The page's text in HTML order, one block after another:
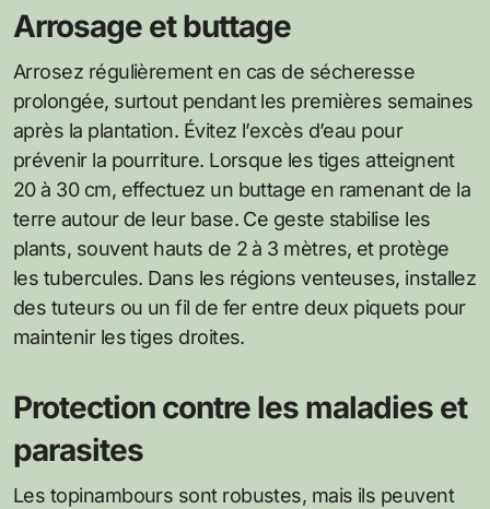
Arrosage et buttage
Arrosez régulièrement en cas de sécheresse
prolongée, surtout pendant les premières semaines
après la plantation. Évitez l’excès d’eau pour
prévenir la pourriture. Lorsque les tiges atteignent
20 à 30 cm, effectuez un buttage en ramenant de la
terre autour de leur base. Ce geste stabilise les
plants, souvent hauts de 2 à 3 mètres, et protège
les tubercules. Dans les régions venteuses, installez
des tuteurs ou un fil de fer entre deux piquets pour
maintenir les tiges droites.
Protection contre les maladies et
parasites
Les topinambours sont robustes, mais ils peuvent